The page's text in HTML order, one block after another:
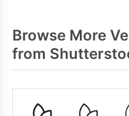
Browse More
from